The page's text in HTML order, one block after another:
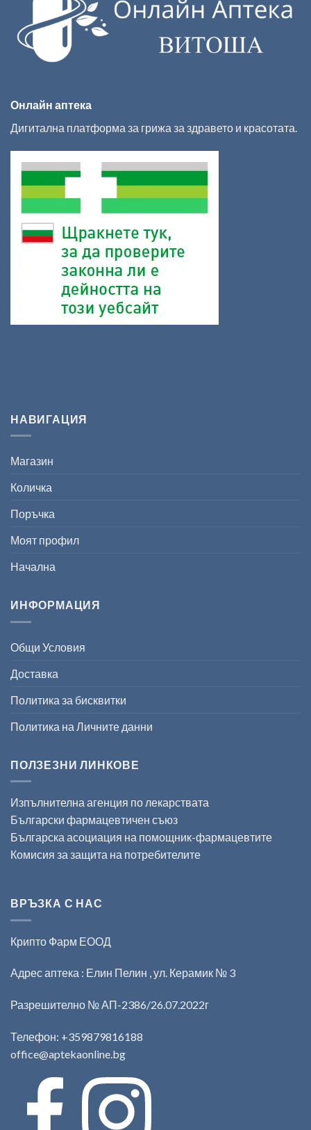
Онлайн аптека
Дигитална платформа за грижа за здравето и красотата.
НАВИГАЦИЯ
Магазин
Количка
Поръчка
Моят профил
Начална
ИНФОРМАЦИЯ
Общи Условия
Доставка
Политика за бисквитки
Политика на Личните данни
ПОЛЗЕЗНИ ЛИНКОВЕ
Изпълнителна агенция по лекарствата
Български фармацевтичен съюз
Българска асоциация на помощник-фармацевтите
Комисия за защита на потребителите
ВРЪЗКА С НАС
Крипто Фарм ЕООД
Адрес аптека : Елин Пелин , ул. Керамик № 3
Разрешително № АП-2386/26.07.2022г
Телефон: +359879816188
office@aptekaonline.bg